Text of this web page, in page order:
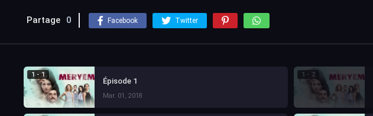
Partage 0 Facebook Twitter
1 - 1
Épisode 1
Mar. 01, 2018
1 - 2